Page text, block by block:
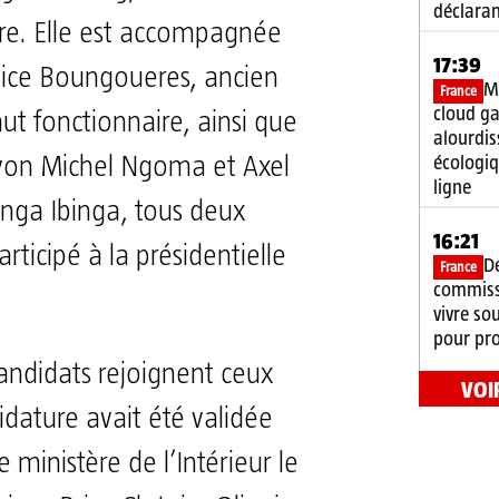
Elle est accompagnée
Boungoueres, ancien
fonctionnaire, ainsi que
Michel Ngoma et Axel
Ibinga, tous deux
à la présidentielle
rejoignent ceux
avait été validée
ministère de l’Intérieur le
17:39
France
cloud
ligne
16:21
France
vivre
pour